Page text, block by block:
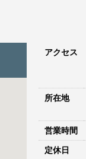
アクセス
所在地
営業時間
定休日